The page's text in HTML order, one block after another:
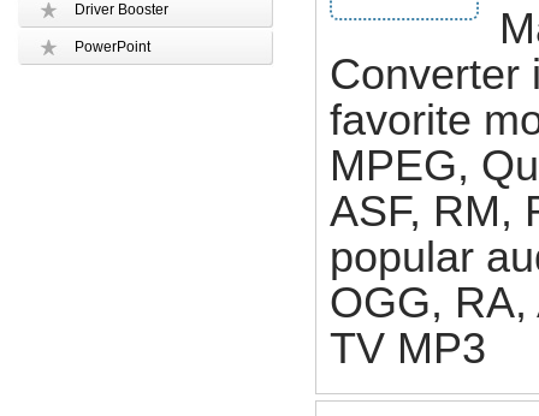
Driver Booster
PowerPoint
Converter
favorite
MPEG,
ASF, RM,
popular
OGG,
TV MP3